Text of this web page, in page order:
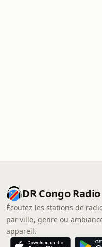
DR Congo Radio
Écoutez les stations de
par ville, genre ou
appareil.